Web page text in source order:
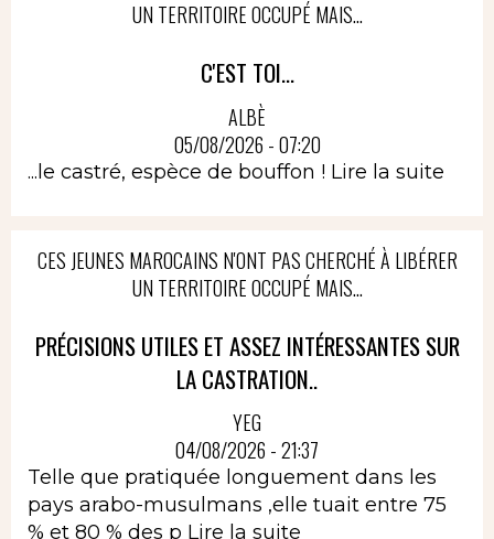
UN TERRITOIRE OCCUPÉ MAIS...
C'EST TOI...
ALBÈ
05/08/2026 - 07:20
...le castré, espèce de bouffon ! Lire la suite
CES JEUNES MAROCAINS N'ONT PAS CHERCHÉ À LIBÉRER
UN TERRITOIRE OCCUPÉ MAIS...
PRÉCISIONS UTILES ET ASSEZ INTÉRESSANTES SUR
LA CASTRATION..
YEG
04/08/2026 - 21:37
Telle que pratiquée longuement dans les
pays arabo-musulmans ,elle tuait entre 75
% et 80 % des p Lire la suite